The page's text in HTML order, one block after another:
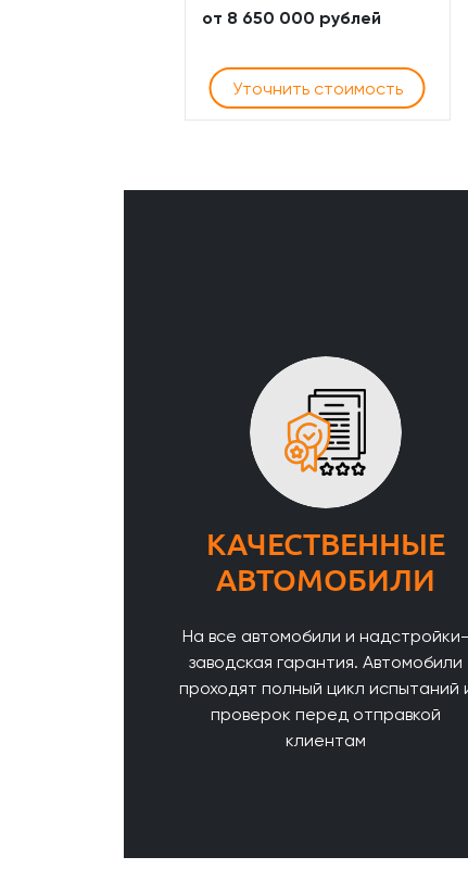
от 8 650 000 рублей
Уточнить стоимость
КАЧЕСТВЕННЫЕ
АВТОМОБИЛИ
На все автомобили и надстройки-
заводская гарантия. Автомобили
проходят полный цикл испытаний
проверок перед отправкой
клиентам